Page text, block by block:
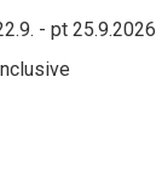
- pt 25.9.2026